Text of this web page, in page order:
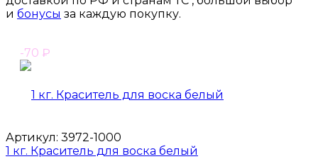
и бонусы за каждую покупку.
-70 ₽
Артикул: 3972-1000
1 кг. Краситель для воска белый